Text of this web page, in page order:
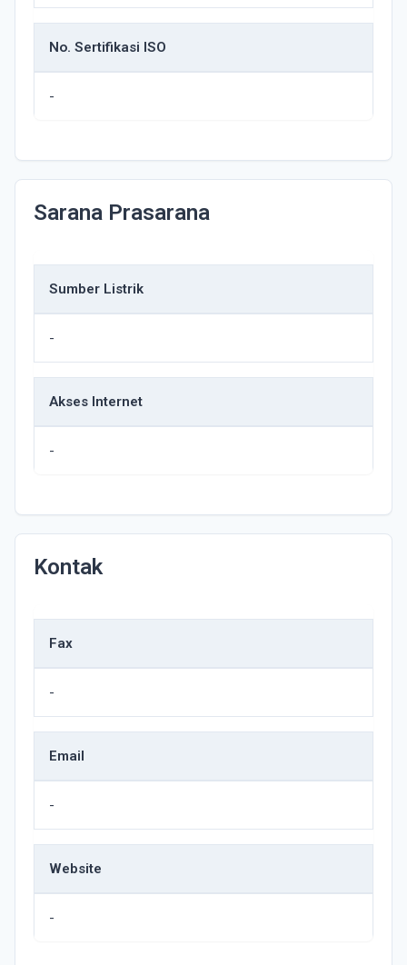
No. Sertifikasi ISO
-
Sarana Prasarana
Sumber Listrik
-
Akses Internet
-
Kontak
Fax
-
Email
-
Website
-